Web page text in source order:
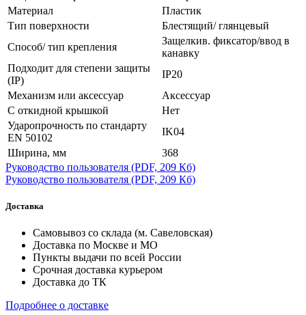
Материал
Пластик
Тип поверхности
Блестящий/ глянцевый
Способ/ тип крепления
Защелкив. фиксатор/ввод в
канавку
Подходит для степени защиты
(IP)
IP20
Механизм или аксессуар
Аксессуар
С откидной крышкой
Нет
Ударопрочность по стандарту
EN 50102
IK04
Ширина, мм
368
Руководство пользователя (PDF, 209 Кб)
Руководство пользователя (PDF, 209 Кб)
Доставка
Самовывоз со склада (м. Савеловская)
Доставка по Москве и МО
Пункты выдачи по всей России
Срочная доставка курьером
Доставка до ТК
Подробнее о доставке